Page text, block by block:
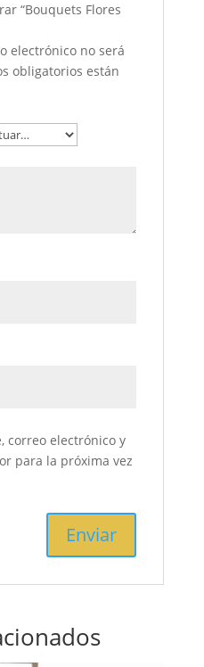
“Bouquets Flores
electrónico no será
obligatorios están
correo electrónico y
para la próxima vez